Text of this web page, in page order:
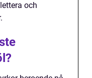
och